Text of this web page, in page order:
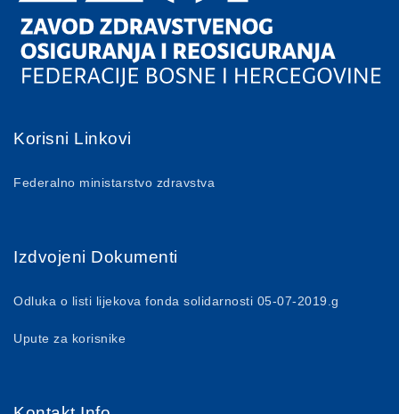
Korisni Linkovi
Federalno ministarstvo zdravstva
Izdvojeni Dokumenti
Odluka o listi lijekova fonda solidarnosti 05-07-2019.g
Upute za korisnike